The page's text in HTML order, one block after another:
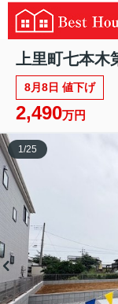
上里町七本木
8月8日 値下げ
2,490万円
1/25